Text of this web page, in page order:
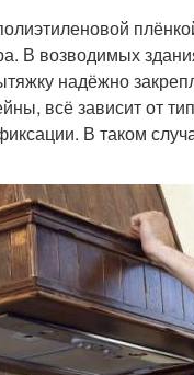
В возводимых
надёжно
всё зависит от
В таком